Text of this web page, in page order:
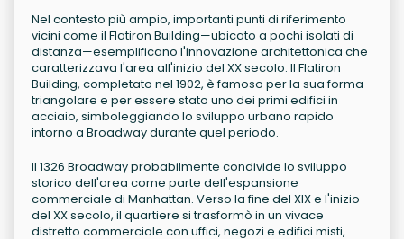
Nel contesto più ampio, importanti punti di riferimento
vicini come il Flatiron Building—ubicato a pochi isolati di
distanza—esemplificano l'innovazione architettonica che
caratterizzava l'area all'inizio del XX secolo. Il Flatiron
Building, completato nel 1902, è famoso per la sua forma
triangolare e per essere stato uno dei primi edifici in
acciaio, simboleggiando lo sviluppo urbano rapido
intorno a Broadway durante quel periodo.
Il 1326 Broadway probabilmente condivide lo sviluppo
storico dell'area come parte dell'espansione
commerciale di Manhattan. Verso la fine del XIX e l'inizio
del XX secolo, il quartiere si trasformò in un vivace
distretto commerciale con uffici, negozi e edifici misti,